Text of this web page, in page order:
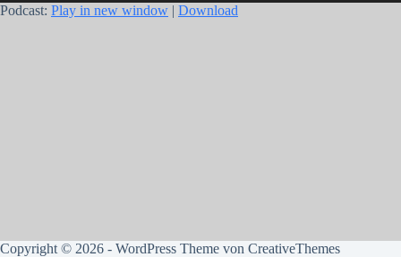
Podcast: Play in new window | Download
Copyright © 2026 - WordPress Theme von CreativeThemes